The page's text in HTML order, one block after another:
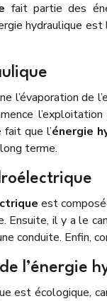
fait partie des
hydraulique
l’évaporation
l’exploitation
que l’énergie
terme.
est
Ensuite, il y a le
conduite. Enfin,
l’énergie
est écologique,